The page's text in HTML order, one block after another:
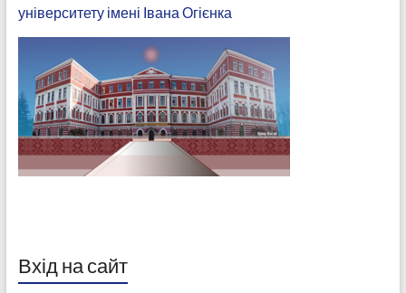
університету імені Івана Огієнка
Вхід на сайт